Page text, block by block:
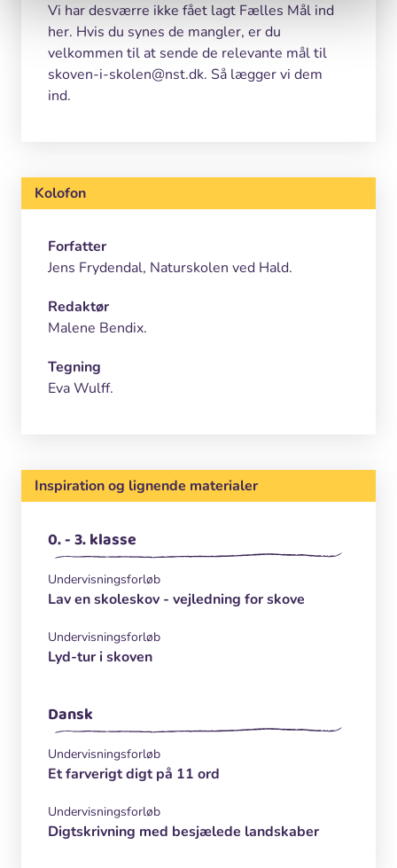
Vi har desværre ikke fået lagt Fælles Mål ind
her. Hvis du synes de mangler, er du
velkommen til at sende de relevante mål til
skoven-i-skolen@nst.dk. Så lægger vi dem
ind.
Kolofon
Forfatter
Jens Frydendal, Naturskolen ved Hald.
Redaktør
Malene Bendix.
Tegning
Eva Wulff.
Inspiration og lignende materialer
0. - 3. klasse
Undervisningsforløb
Lav en skoleskov - vejledning for skove
Undervisningsforløb
Lyd-tur i skoven
Dansk
Undervisningsforløb
Et farverigt digt på 11 ord
Undervisningsforløb
Digtskrivning med besjælede landskaber